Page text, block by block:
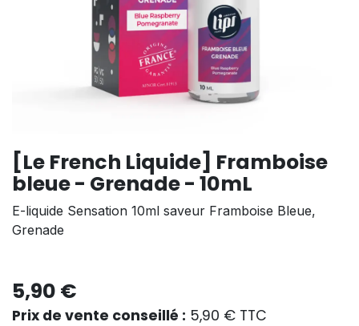
[Le French Liquide] Framboise
bleue - Grenade - 10mL
E-liquide Sensation 10ml saveur Framboise Bleue,
Grenade
5,90 €
Prix de vente conseillé : 5,90 € TTC